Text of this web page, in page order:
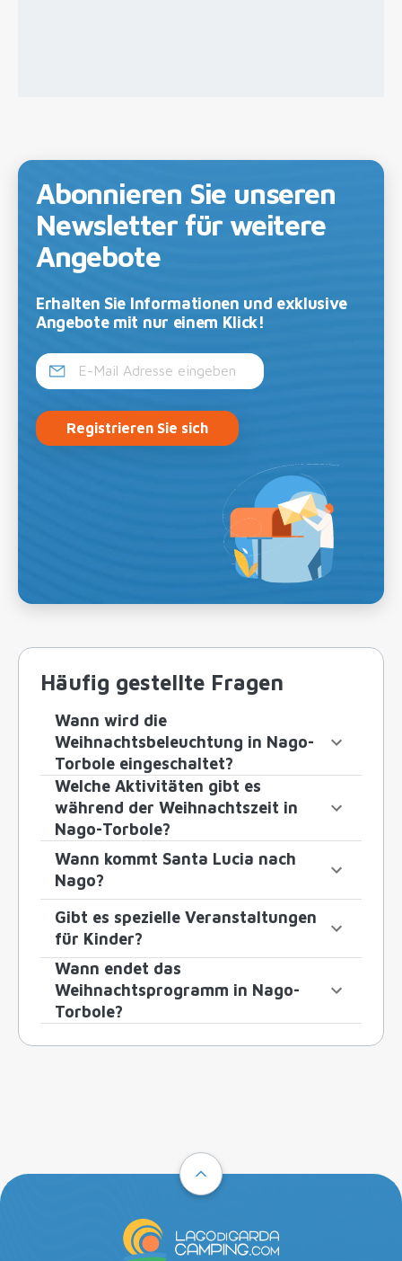
Abonnieren Sie unseren
Newsletter für weitere
Angebote
Erhalten Sie Informationen und exklusive
Angebote mit nur einem Klick!
Registrieren Sie sich
Häufig gestellte Fragen
Wann wird die
Weihnachtsbeleuchtung in Nago-
Torbole eingeschaltet?
Welche Aktivitäten gibt es
während der Weihnachtszeit in
Nago-Torbole?
Wann kommt Santa Lucia nach
Nago?
Gibt es spezielle Veranstaltungen
für Kinder?
Wann endet das
Weihnachtsprogramm in Nago-
Torbole?